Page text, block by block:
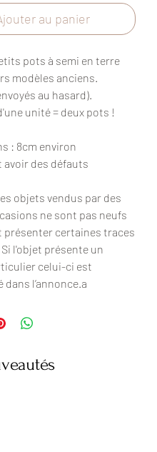
au panier
pots à semi en terre
modèles anciens.
au hasard).
unité = deux pots !
: 8cm environ
avoir des défauts
objets vendus par des
ne sont pas neufs
présenter certaines traces
l'objet présente un
celui-ci est
l’annonce.a